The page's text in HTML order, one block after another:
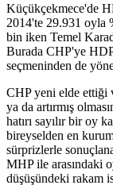
Küçükçekmece'de
2014'te 29.931 oyla
bin iken Temel
Burada CHP'ye
seçmeninden de
CHP yeni elde ettiği
ya da artırmış
hatırı sayılır bir oy
bireyselden en
sürprizlerle
MHP ile arasındaki
düşüşündeki rakam